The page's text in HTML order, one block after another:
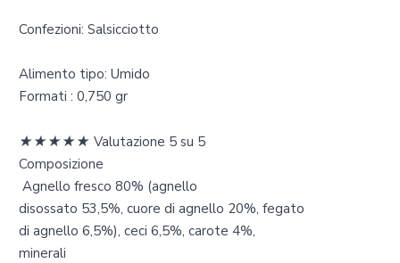
Confezioni: Salsicciotto
Alimento tipo: Umido
Formati : 0,750 gr
★★★★★ Valutazione 5 su 5
Composizione
Agnello fresco 80% (agnello
disossato 53,5%, cuore di agnello 20%, fegato
di agnello 6,5%), ceci 6,5%, carote 4%,
minerali